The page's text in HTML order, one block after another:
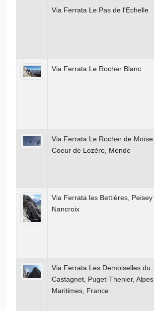
Via Ferrata Le Pas de l'Echelle
Via Ferrata Le Rocher Blanc
Via Ferrata Le Rocher de Moïse,
Coeur de Lozère, Mende
Via Ferrata les Bettières, Peisey
Nancroix
Via Ferrata Les Demoiselles du
Castagnet, Puget-Thenier, Alpes
Maritimes, France